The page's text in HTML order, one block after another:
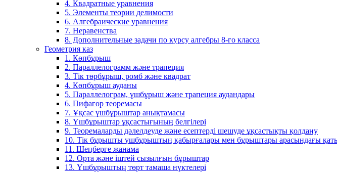
4. Квадратные уравнения
5. Элементы теории делимости
6. Алгебраические уравнения
7. Неравенства
8. Дополнительные задачи по курсу алгебры 8-го класса
Геометрия каз
1. Көпбұрыш
2. Параллелограмм және трапеция
3. Тік төрбұрыш, ромб және квадрат
4. Көпбұрыш ауданы
5. Параллелограм, үшбұрыш және трапеция аудандары
6. Пифагор теоремасы
7. Ұқсас үшбұрыштар анықтамасы
8. Үшбұрыштар ұқсастығының белгілері
9. Теоремаларды дәлелдеуде және есептерді шешуде ұқсастықты қолдану
10. Тік бұрышты үшбұрыштың қабырғалары мен бұрыштары арасындағы
11. Шеңберге жанама
12. Орта және іштей сызылғын бұрыштар
13. Үшбұрыштың төрт тамаша нүктелері